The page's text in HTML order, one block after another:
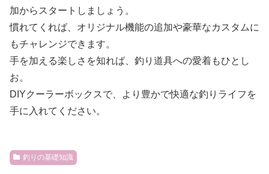
加からスタートしましょう。
慣れてくれば、オリジナル機能の追加や豪華なカスタムに
もチャレンジできます。
手を加える楽しさを知れば、釣り道具への愛着もひとし
お。
DIYクーラーボックスで、より豊かで快適な釣りライフを
手に入れてください。
釣りの基礎知識